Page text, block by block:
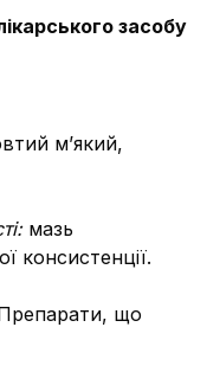
засобу
м’який,
мазь
консистенції.
що